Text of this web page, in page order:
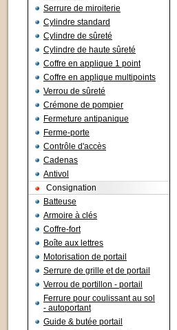
Serrure de miroiterie
Cylindre standard
Cylindre de sûreté
Cylindre de haute sûreté
Coffre en applique 1 point
Coffre en applique multipoints
Verrou de sûreté
Crémone de pompier
Fermeture antipanique
Ferme-porte
Contrôle d'accès
Cadenas
Antivol
Consignation
Batteuse
Armoire à clés
Coffre-fort
Boîte aux lettres
Motorisation de portail
Serrure de grille et de portail
Verrou de portillon - portail
Ferrure pour coulissant au sol
- autoportant
Guide & butée portail